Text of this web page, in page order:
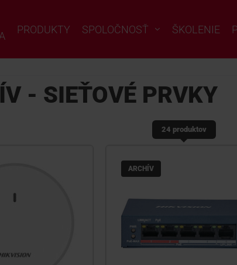
PRODUKTY SPOLOČNOSŤ ŠKOLENIE
- SIEŤOVÉ PRVKY
24 produktov
ARCHÍV